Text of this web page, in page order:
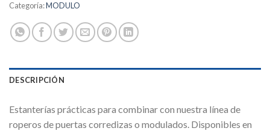
Categoría:MODULO
DESCRIPCIÓN
Estanterías prácticas para combinar con nuestra línea de
roperos de puertas corredizas o modulados. Disponibles en